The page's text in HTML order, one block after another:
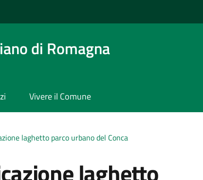
di Romagna
Vivere il Comune
laghetto parco urbano del Conca